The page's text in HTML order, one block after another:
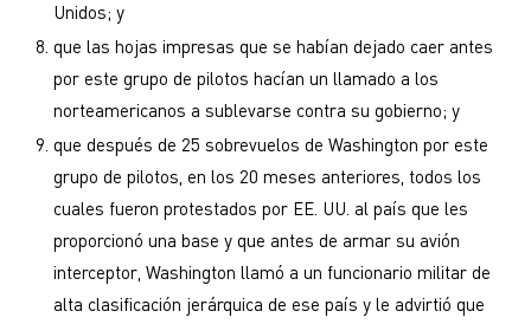
Unidos; y
que las hojas impresas que se habían dejado caer antes
por este grupo de pilotos hacían un llamado a los
norteamericanos a sublevarse contra su gobierno; y
que después de 25 sobrevuelos de Washington por este
grupo de pilotos, en los 20 meses anteriores, todos los
cuales fueron protestados por EE. UU. al país que les
proporcionó una base y que antes de armar su avión
interceptor, Washington llamó a un funcionario militar de
alta clasificación jerárquica de ese país y le advirtió que